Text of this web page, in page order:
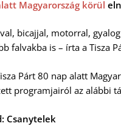
Magyarország körül
bicajjal, motorral,
falvakba is – írta a Tisza
Párt 80 nap alatt
programjairól az alábbi
Csanytelek